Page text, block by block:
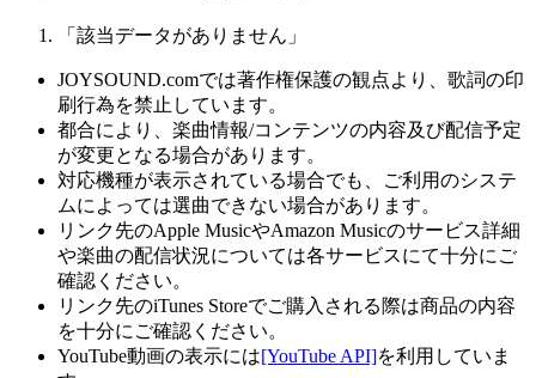
「該当データがありません」
JOYSOUND.comでは著作権保護の観点より、歌詞の印
刷行為を禁止しています。
都合により、楽曲情報/コンテンツの内容及び配信予定
が変更となる場合があります。
対応機種が表示されている場合でも、ご利用のシステ
ムによっては選曲できない場合があります。
リンク先のApple MusicやAmazon Musicのサービス詳細
や楽曲の配信状況については各サービスにて十分にご
確認ください。
リンク先のiTunes Storeでご購入される際は商品の内容
を十分にご確認ください。
YouTube動画の表示には[YouTube API]を利用していま